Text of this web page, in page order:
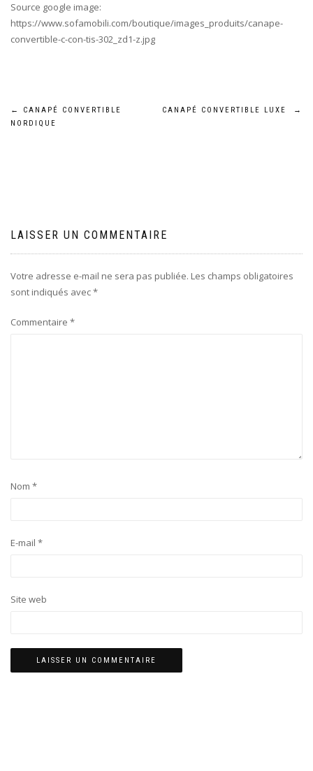
Source google image:
https://www.sofamobili.com/boutique/images_produits/canape-
convertible-c-con-tis-302_zd1-z.jpg
Navigation
←
CANAPÉ CONVERTIBLE
NORDIQUE
CANAPÉ CONVERTIBLE LUXE →
LAISSER UN COMMENTAIRE
Votre adresse e-mail ne sera pas publiée. Les champs obligatoires
sont indiqués avec*
Commentaire *
Nom *
E-mail *
Site web